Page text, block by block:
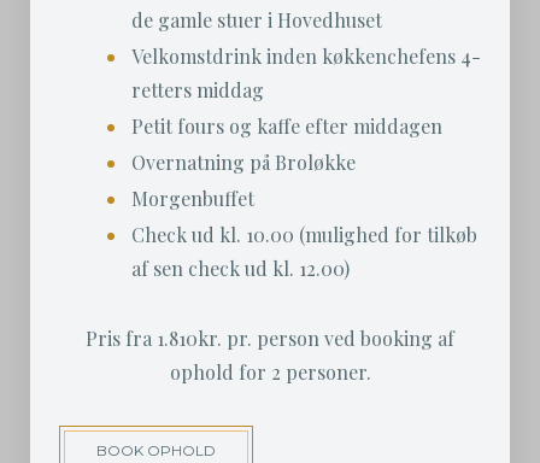
de gamle stuer i Hovedhuset
Velkomstdrink inden køkkenchefens 4-
retters middag
Petit fours og kaffe efter middagen
Overnatning på Broløkke
Morgenbuffet
Check ud kl. 10.00 (mulighed for tilkøb
af sen check ud kl. 12.00)
Pris fra 1.810kr. pr. person ved booking af
ophold for 2 personer.
BOOK OPHOLD